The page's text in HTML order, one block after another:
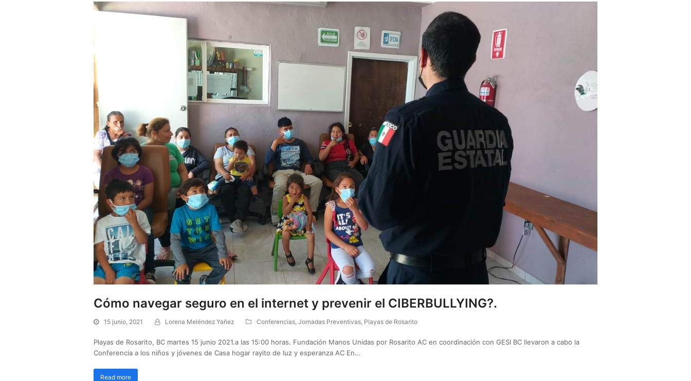
Cómo navegar seguro en el internet y prevenir el CIBERBULLYING?.
15 junio, 2021 Lorena Meléndez Yañez Conferencias, Jornadas Preventivas, Playas de Rosarito
Playas de Rosarito, BC martes 15 junio 2021.a las 15:00 horas. Fundación Manos Unidas por Rosarito AC en coordinación con GESI BC llevaron a cabo la
Conferencia a los niños y jóvenes de Casa hogar rayito de luz y esperanza AC En…
Read more